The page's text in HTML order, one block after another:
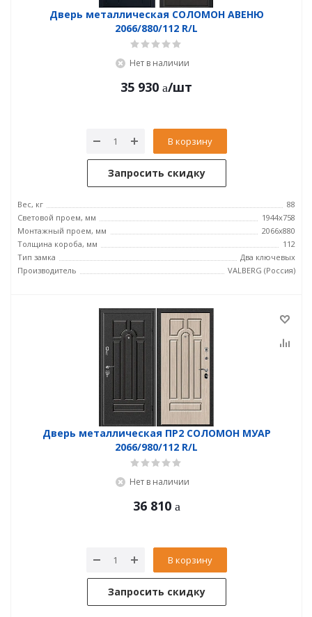
Дверь металлическая СОЛОМОН АВЕНЮ
2066/880/112 R/L
Нет в наличии
35 930 /шт
В корзину
Запросить скидку
Вес, кг
88
Световой проем, мм
1944x758
Монтажный проем, мм
2066x880
Толщина короба, мм
112
Тип замка
Два ключевых
Производитель
VALBERG (Россия)
Дверь металлическая ПР2 СОЛОМОН МУАР
2066/980/112 R/L
Нет в наличии
36 810
В корзину
Запросить скидку